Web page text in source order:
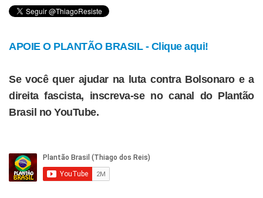
APOIE O PLANTÃO BRASIL - Clique aqui!
Se você quer ajudar na luta contra Bolsonaro e a
direita fascista, inscreva-se no canal do Plantão
Brasil no YouTube.